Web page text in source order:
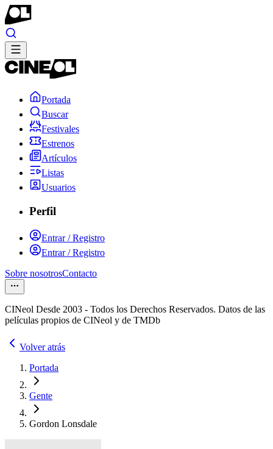
Portada
Buscar
Festivales
Estrenos
Artículos
Listas
Usuarios
Perfil
Entrar / Registro
Entrar / Registro
Sobre nosotrosContacto
CINeol Desde 2003 - Todos los Derechos Reservados. Datos de las
películas propios de CINeol y de TMDb
Volver atrás
Portada
Gente
Gordon Lonsdale